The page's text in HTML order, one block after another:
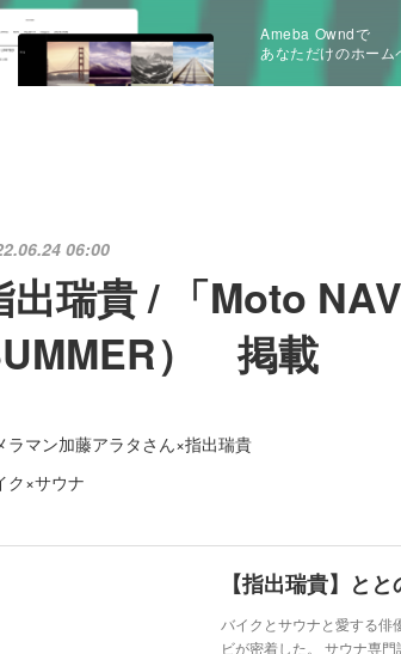
Ameba Owndで
あなただけのホーム
06:00
出瑞貴 / 「Moto
） 掲載
ラマン加藤アラタさん×指出瑞貴
ク×サウナ
バイクとサウナと愛する俳
ビが密着した。 サウナ専